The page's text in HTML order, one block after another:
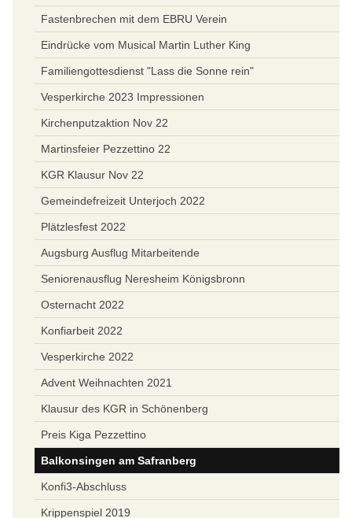
Fastenbrechen mit dem EBRU Verein
Eindrücke vom Musical Martin Luther King
Familiengottesdienst "Lass die Sonne rein"
Vesperkirche 2023 Impressionen
Kirchenputzaktion Nov 22
Martinsfeier Pezzettino 22
KGR Klausur Nov 22
Gemeindefreizeit Unterjoch 2022
Plätzlesfest 2022
Augsburg Ausflug Mitarbeitende
Seniorenausflug Neresheim Königsbronn
Osternacht 2022
Konfiarbeit 2022
Vesperkirche 2022
Advent Weihnachten 2021
Klausur des KGR in Schönenberg
Preis Kiga Pezzettino
Balkonsingen am Safranberg
Konfi3-Abschluss
Krippenspiel 2019